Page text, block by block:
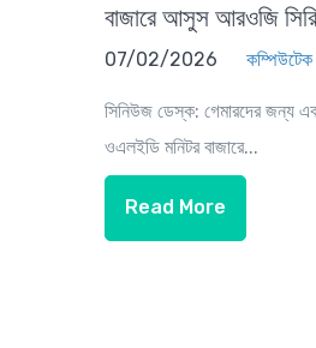
বাজারে আসুস আরওজি
07/02/2026 কম্পিউটেক
সিনিউজ ডেস্ক: গেমারদের জন্য
ওএলইডি মনিটর বাজারে...
Read More